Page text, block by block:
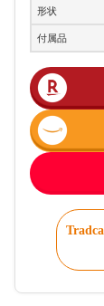
形状
付属品